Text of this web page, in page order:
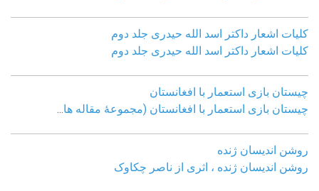
کلیات اشعار داکتر اسد الله حیدری جلد دوم
کلیات اشعار داکتر اسد الله حیدری جلد دوم
چيستان بازی استعمار با افغانستان
چيستان بازی استعمار با افغانستان (مجموعۀ مقاله ها
روشن اندیسان ژنده
روشن اندیسان ژنده ، اثری از ناصر چکاوک